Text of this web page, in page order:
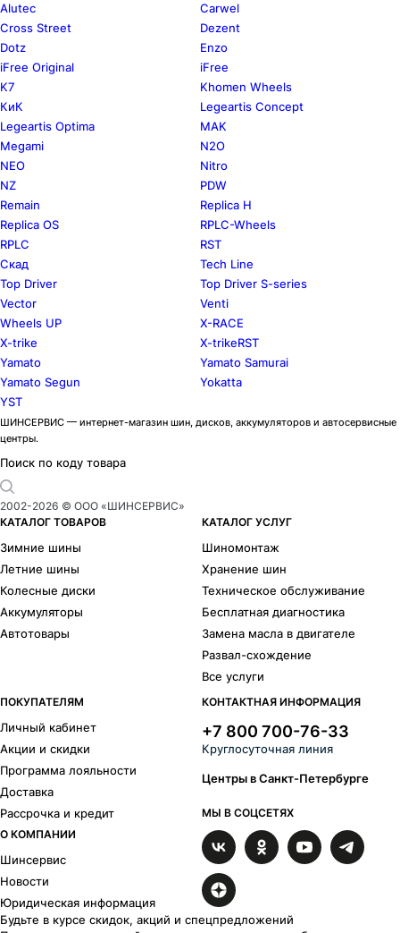
Alutec
Carwel
Cross Street
Dezent
Dotz
Enzo
iFree Original
iFree
K7
Khomen Wheels
КиК
Legeartis Concept
Legeartis Optima
MAK
Megami
N2O
NEO
Nitro
NZ
PDW
Remain
Replica H
Replica OS
RPLC-Wheels
RPLC
RST
Скад
Tech Line
Top Driver
Top Driver S-series
Vector
Venti
Wheels UP
X-RACE
X-trike
X-trikeRST
Yamato
Yamato Samurai
Yamato Segun
Yokatta
YST
ШИНСЕРВИС — интернет-магазин шин, дисков, аккумуляторов и автосервисные
центры.
Поиск по коду товара
2002-2026 © ООО «ШИНСЕРВИС»
КАТАЛОГ ТОВАРОВ
Зимние шины
Летние шины
Колесные диски
Аккумуляторы
Автотовары
КАТАЛОГ УСЛУГ
Шиномонтаж
Хранение шин
Техническое обслуживание
Бесплатная диагностика
Замена масла в двигателе
Развал-схождение
Все услуги
ПОКУПАТЕЛЯМ
Личный кабинет
Акции и скидки
Программа лояльности
Доставка
Рассрочка и кредит
О КОМПАНИИ
Шинсервис
Новости
Юридическая информация
КОНТАКТНАЯ ИНФОРМАЦИЯ
+7 800 700-76-33
Круглосуточная линия
Центры в Санкт-Петербурге
МЫ В СОЦСЕТЯХ
Будьте в курсе скидок, акций и спецпредложений